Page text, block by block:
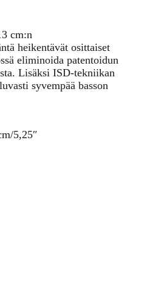
cm:n
heikentävät osittaiset
eliminoida patentoidun
Lisäksi ISD-tekniikan
syvempää basson
5,25″